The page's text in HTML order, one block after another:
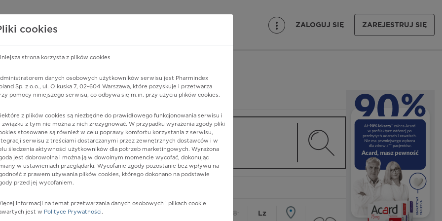
o lekach
PHARMINDEX ZALOGUJ SIĘ ZAREJESTRUJ SIĘ
Pharmindex
lider wiedzy o lekach
lub substancję czynną
Postać:zestaw 2 roztw. i emulsji
18
Lz
cookies
strona korzysta z plików cookies
danych osobowych użytkowników serwisu jest Pharmindex
Sp. z o.o., ul. Olkuska 7, 02-604 Warszawa, które pozyskuje i przetwarza
pomocy niniejszego serwisu, co odbywa się m.in. przy użyciu plików cookies.
z plików cookies są niezbędne do prawidłowego funkcjonowania serwisu i
związku z tym nie można z nich zrezygnować. W przypadku wyrażenia zgody pliki
stosowane są również w celu poprawy komfortu korzystania z serwisu,
serwisu z treściami dostarczanymi przez zewnętrznych dostawców i w
śledzenia aktywności użytkowników dla potrzeb marketingowych. Wyrażona
jest dobrowolna i można ją w dowolnym momencie wycofać, dokonując
w ustawieniach przeglądarki. Wycofanie zgody pozostanie bez wpływu na
z prawem używania plików cookies, którego dokonano na podstawie
przed jej wycofaniem.
informacji na temat przetwarzania danych osobowych i plikach cookie
jest w Polityce Prywatności.